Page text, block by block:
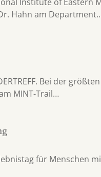
Hahn am
Bei der
MINT-Trail…
für Menschen